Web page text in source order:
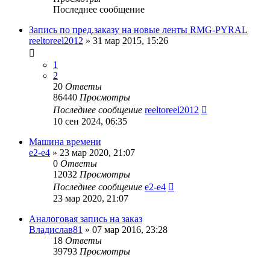
Последнее сообщение
Запись по пред.заказу на новые ленты RMG-PYRAL
reeltoreel2012 » 31 мар 2015, 15:26
1
2
20 Ответы
86440 Просмотры
Последнее сообщение reeltoreel2012
10 сен 2024, 06:35
Машина времени
e2-e4 » 23 мар 2020, 21:07
0 Ответы
12032 Просмотры
Последнее сообщение e2-e4
23 мар 2020, 21:07
Аналоговая запись на заказ
Владислав81 » 07 мар 2016, 23:28
18 Ответы
39793 Просмотры